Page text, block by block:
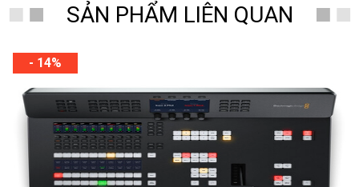
SẢN PHẨM LIÊN QUAN
- 14%